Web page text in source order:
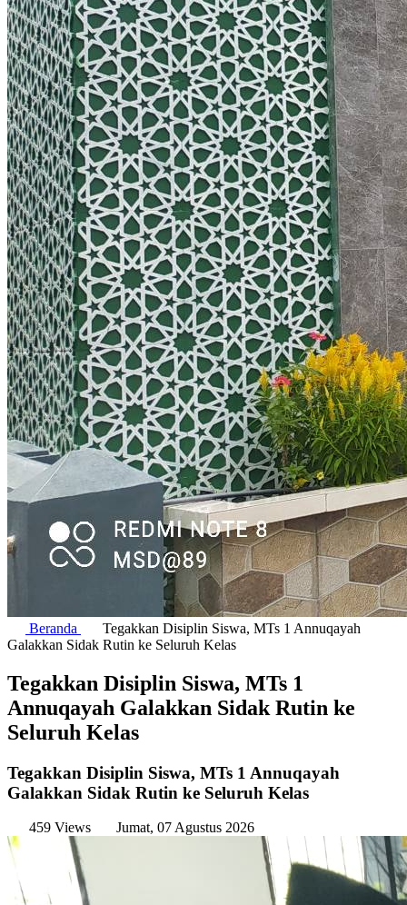
Beranda
Tegakkan Disiplin Siswa, MTs 1 Annuqayah
Galakkan Sidak Rutin ke Seluruh Kelas
Tegakkan Disiplin Siswa, MTs 1
Annuqayah Galakkan Sidak Rutin ke
Seluruh Kelas
Tegakkan Disiplin Siswa, MTs 1 Annuqayah
Galakkan Sidak Rutin ke Seluruh Kelas
459 Views Jumat, 07 Agustus 2026